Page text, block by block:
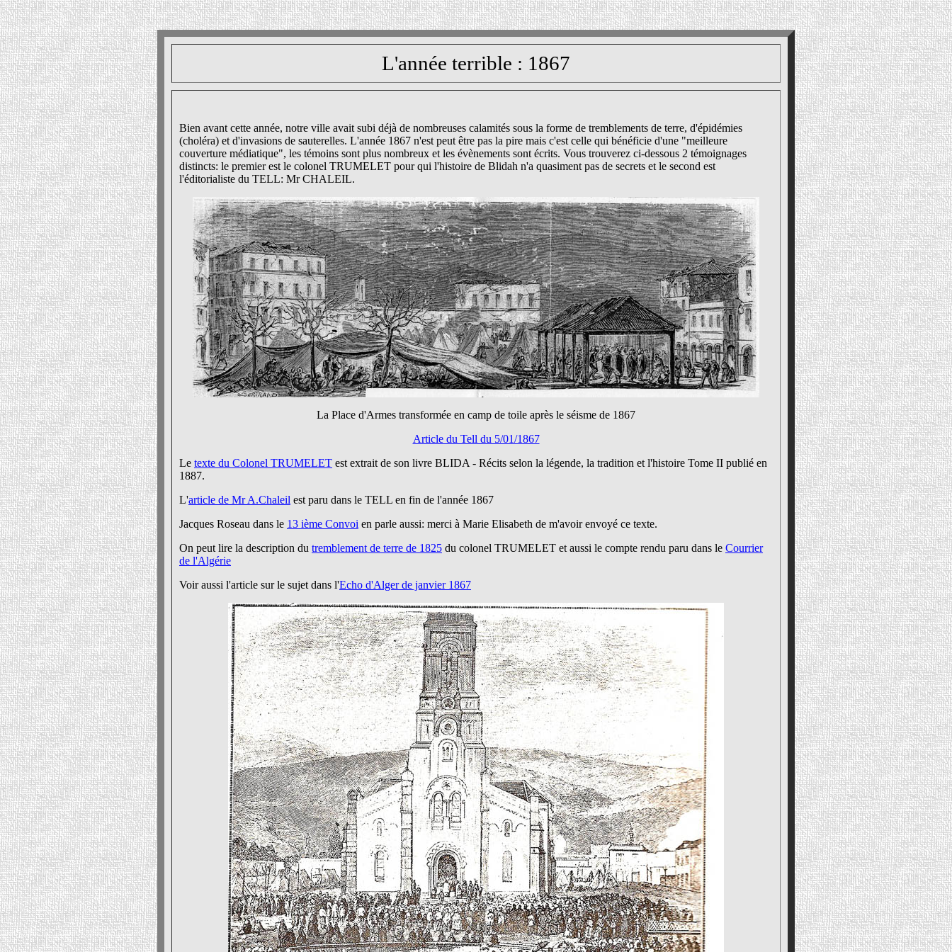
L'année terrible : 1867
Bien avant cette année, notre ville avait subi déjà de nombreuses calamités sous la forme de tremblements de terre, d'épidémies
(choléra) et d'invasions de sauterelles. L'année 1867 n'est peut être pas la pire mais c'est celle qui bénéficie d'une "meilleure
couverture médiatique", les témoins sont plus nombreux et les évènements sont écrits. Vous trouverez ci-dessous 2 témoignages
distincts: le premier est le colonel TRUMELET pour qui l'histoire de Blidah n'a quasiment pas de secrets et le second est
l'éditorialiste du TELL: Mr CHALEIL.
La Place d'Armes transformée en camp de toile après le séisme de 1867
Article du Tell du 5/01/1867
Le texte du Colonel TRUMELET est extrait de son livre BLIDA - Récits selon la légende, la tradition et l'histoire Tome II publié en
1887.
L'article de Mr A.Chaleil est paru dans le TELL en fin de l'année 1867
Jacques Roseau dans le 13 ième Convoi en parle aussi: merci à Marie Elisabeth de m'avoir envoyé ce texte.
On peut lire la description du tremblement de terre de 1825 du colonel TRUMELET et aussi le compte rendu paru dans le Courrier
de l'Algérie
Voir aussi l'article sur le sujet dans l'Echo d'Alger de janvier 1867